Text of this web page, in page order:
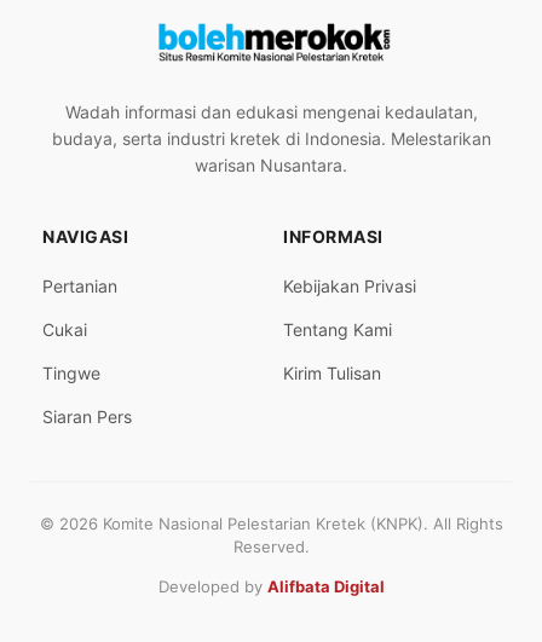
Wadah informasi dan edukasi mengenai kedaulatan,
budaya, serta industri kretek di Indonesia. Melestarikan
warisan Nusantara.
NAVIGASI
Pertanian
Cukai
Tingwe
Siaran Pers
INFORMASI
Kebijakan Privasi
Tentang Kami
Kirim Tulisan
© 2026 Komite Nasional Pelestarian Kretek (KNPK). All Rights
Reserved.
Developed by Alifbata Digital